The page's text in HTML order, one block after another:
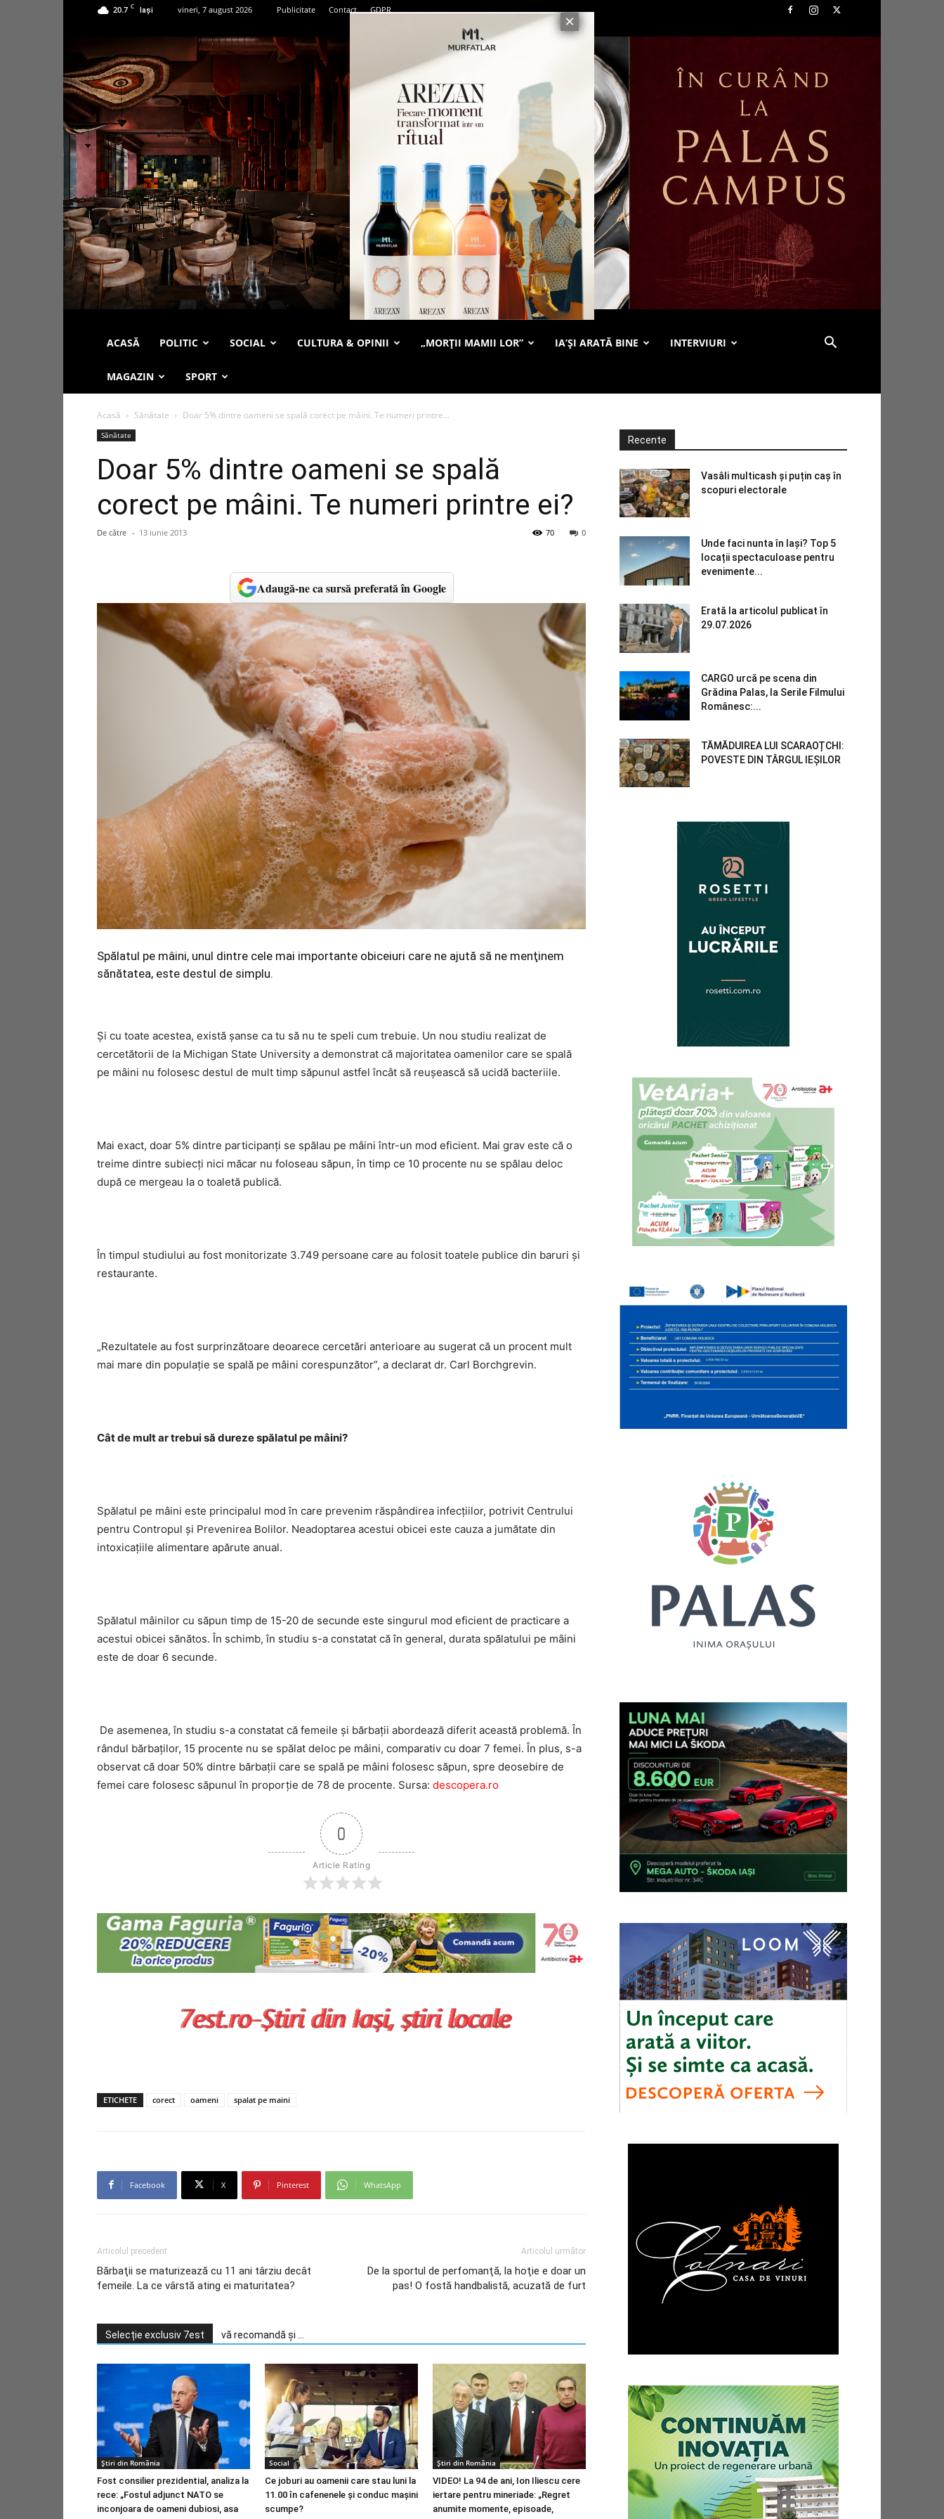
20.7 C Iași vineri, 7 august 2026 Publicitate Contact GDPR
ACASĂ POLITIC SOCIAL CULTURA & OPINII „MORȚII MAMII LOR” IA’ȘI ARATĂ BINE INTERVIURI
MAGAZIN SPORT
Acasă Sănătate Doar 5% dintre oameni se spală corect pe mâini. Te numeri printre...
Sănătate
Doar 5% dintre oameni se spală
corect pe mâini. Te numeri printre ei?
De către - 13 iunie 2013 0
70
Adaugă-ne ca sursă preferată în Google
Spălatul pe mâini, unul dintre cele mai importante obiceiuri care ne ajută să ne menţinem
sănătatea, este destul de simplu.
Şi cu toate acestea, există şanse ca tu să nu te speli cum trebuie. Un nou studiu realizat de
cercetătorii de la Michigan State University a demonstrat că majoritatea oamenilor care se spală
pe mâini nu folosesc destul de mult timp săpunul astfel încât să reuşească să ucidă bacteriile.
Mai exact, doar 5% dintre participanţi se spălau pe mâini într-un mod eficient. Mai grav este că o
treime dintre subiecţi nici măcar nu foloseau săpun, în timp ce 10 procente nu se spălau deloc
după ce mergeau la o toaletă publică.
În timpul studiului au fost monitorizate 3.749 persoane care au folosit toatele publice din baruri şi
restaurante.
„Rezultatele au fost surprinzătoare deoarece cercetări anterioare au sugerat că un procent mult
mai mare din populaţie se spală pe mâini corespunzător”, a declarat dr. Carl Borchgrevin.
Cât de mult ar trebui să dureze spălatul pe mâini?
Spălatul pe mâini este principalul mod în care prevenim răspândirea infecţiilor, potrivit Centrului
pentru Contropul şi Prevenirea Bolilor. Neadoptarea acestui obicei este cauza a jumătate din
intoxicaţiile alimentare apărute anual.
Spălatul mâinilor cu săpun timp de 15-20 de secunde este singurul mod eficient de practicare a
acestui obicei sănătos. În schimb, în studiu s-a constatat că în general, durata spălatului pe mâini
este de doar 6 secunde.
De asemenea, în studiu s-a constatat că femeile şi bărbaţii abordează diferit această problemă. În
rândul bărbaţilor, 15 procente nu se spălat deloc pe mâini, comparativ cu doar 7 femei. În plus, s-a
observat că doar 50% dintre bărbaţii care se spală pe mâini folosesc săpun, spre deosebire de
femei care folosesc săpunul în proporţie de 78 de procente. Sursa: descopera.ro
0
Article Rating
ETICHETE corect oameni spalat pe maini
Facebook X Pinterest WhatsApp
Articolul precedent
Bărbaţii se maturizează cu 11 ani târziu decât
femeile. La ce vârstă ating ei maturitatea?
Articolul următor
De la sportul de perfomanţă, la hoţie e doar un
pas! O fostă handbalistă, acuzată de furt
Selecție exclusiv 7est vă recomandă și ...
Știri din România
Fost consilier prezidential, analiza la
rece: „Fostul adjunct NATO se
inconjoara de oameni dubiosi, asa
Social
Ce joburi au oamenii care stau luni la
11.00 în cafenenele și conduc mașini
scumpe?
Știri din România
VIDEO! La 94 de ani, Ion Iliescu cere
iertare pentru mineriade: „Regret
anumite momente, episoade,
Recente
Vasâli multicash și puțin caș în
scopuri electorale
Unde faci nunta în Iași? Top 5
locații spectaculoase pentru
evenimente...
Erată la articolul publicat în
29.07.2026
CARGO urcă pe scena din
Grădina Palas, la Serile Filmului
Românesc:...
TĂMĂDUIREA LUI SCARAOȚCHI:
POVESTE DIN TÂRGUL IEȘILOR